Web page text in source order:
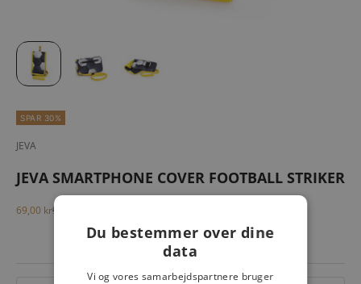
SPAR 30%
JEVA
JEVA SMARTPHONE COVER FOOTBALL STRIKER
Salgspris
69,00 krNormalpris
99,00 kr
Du bestemmer over dine
data
Vi og vores samarbejdspartnere bruger